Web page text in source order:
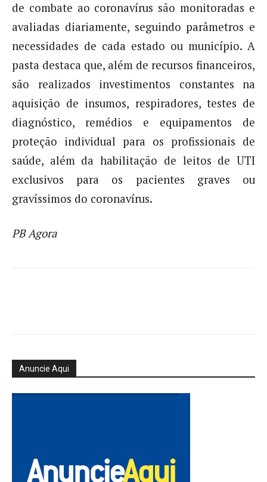
de combate ao coronavírus são monitoradas e
avaliadas diariamente, seguindo parâmetros e
necessidades de cada estado ou município. A
pasta destaca que, além de recursos financeiros,
são realizados investimentos constantes na
aquisição de insumos, respiradores, testes de
diagnóstico, remédios e equipamentos de
proteção individual para os profissionais de
saúde, além da habilitação de leitos de UTI
exclusivos para os pacientes graves ou
gravíssimos do coronavírus.
PB Agora
Anuncie Aqui